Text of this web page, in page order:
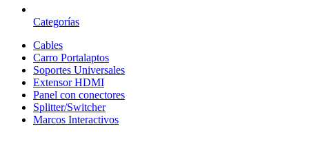
Categorías
Cables
Carro Portalaptos
Soportes Universales
Extensor HDMI
Panel con conectores
Splitter/Switcher
Marcos Interactivos